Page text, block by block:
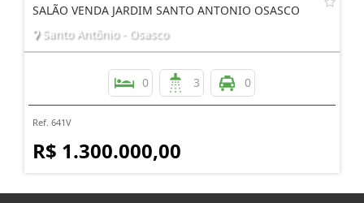
SALÃO VENDA JARDIM SANTO ANTONIO OSASCO
Santo Antônio - Osasco
0 3 0
Ref. 641V
R$ 1.300.000,00